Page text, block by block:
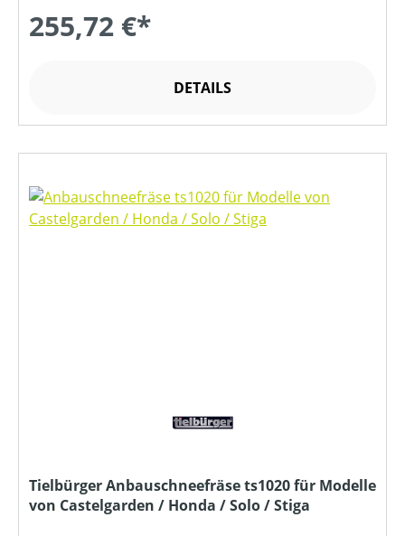
255,72 €*
DETAILS
Tielbürger Anbauschneefräse ts1020 für Modelle
von Castelgarden / Honda / Solo / Stiga